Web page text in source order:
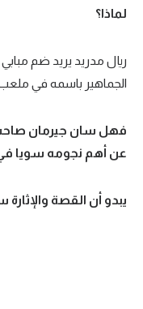
لماذا؟
ريال مدريد يريد ضم
الجماهير باسمه في ملعب
فهل سان جيرمان صاحب
عن أهم نجومه سويا
يبدو أن القصة